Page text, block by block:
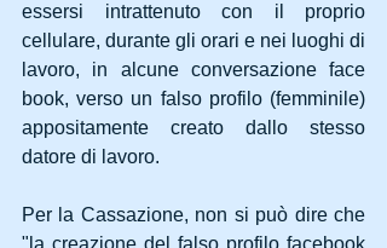
essersi intrattenuto con il proprio
cellulare, durante gli orari e nei luoghi di
lavoro, in alcune conversazione face
book, verso un falso profilo (femminile)
appositamente creato dallo stesso
datore di lavoro.
Per la Cassazione, non si può dire che
"la creazione del falso profilo facebook